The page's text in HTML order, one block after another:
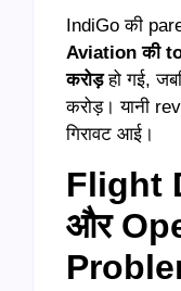
IndiGo की
Aviation की
करोड़हो गई,
करोड़। यानी
गिरावट आई।
Flight
और